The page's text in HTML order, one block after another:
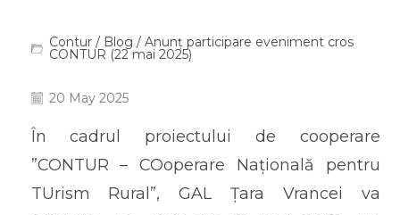
Contur/ Blog / Anunț participare eveniment cros
CONTUR (22 mai 2025)
20 May 2025
În cadrul proiectului de cooperare
”CONTUR – COoperare Națională pentru
TUrism Rural”, GAL Țara Vrancei va